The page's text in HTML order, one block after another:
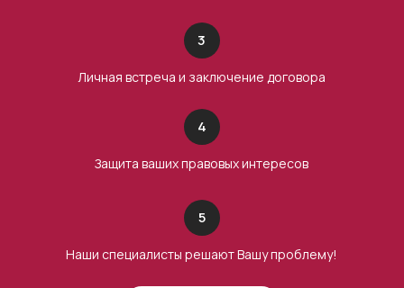
3
Личная встреча и заключение договора
4
Защита ваших правовых интересов
5
Наши специалисты решают Вашу проблему!